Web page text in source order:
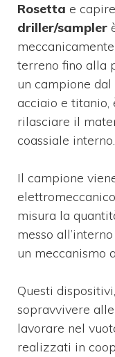
Rosetta e
driller/sampler
terreno fino alla
un campione
acciaio e titanio,
rilasciare il
coassiale interno.
Il campione
misura la
messo
un meccanismo
Questi
sopravvivere
lavorare nel
realizzati in